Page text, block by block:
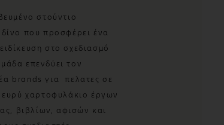
στούντιο
που προσφέρει ένα
στο σχεδιασμό
επενδύει τον
brands για πελατες σε
χαρτοφυλάκιο έργων
βιβλίων, αφισών και